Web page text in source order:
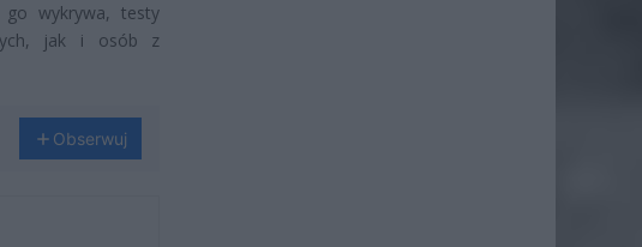
go wykrywa, testy
jak i osób z
Obserwuj